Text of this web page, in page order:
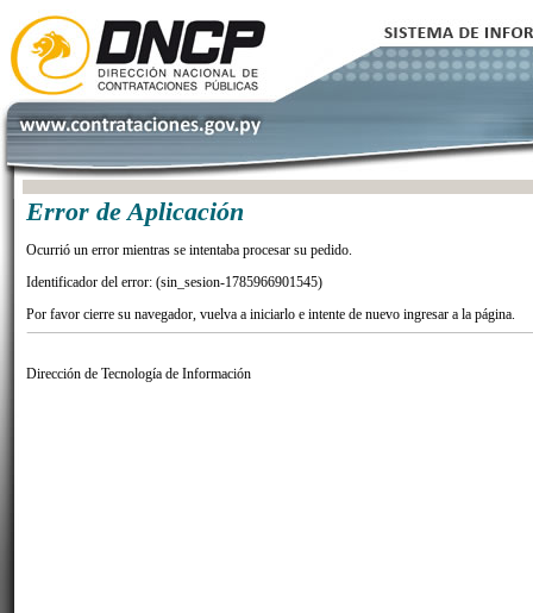
Error de Aplicación
Ocurrió un error mientras se intentaba procesar su pedido.
Identificador del error: (sin_sesion-1785966901545)
Por favor cierre su navegador, vuelva a iniciarlo e intente de nuevo ingresar a la página.
Dirección de Tecnología de Información